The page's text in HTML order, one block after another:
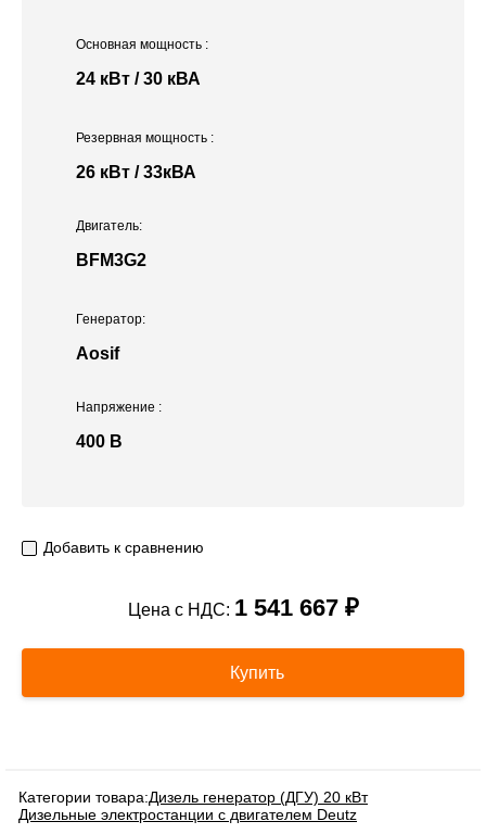
Основная мощность :
24 кВт / 30 кВА
Двигатель:
BFM3G2
Напряжение :
400 В
Резервная мощность :
26 кВт / 33кВА
Генератор:
Aosif
Добавить к сравнению
Цена с НДС: 1 541 667 ₽
Купить
Категории товара:Дизель генератор (ДГУ) 20 кВт
Дизельные электростанции с двигателем Deutz